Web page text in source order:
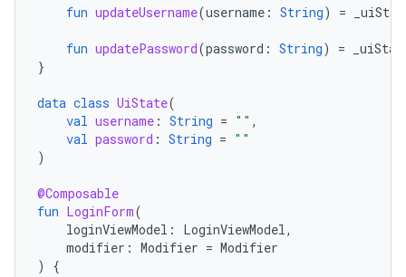
fun updateUsername(username : String) =
fun updatePassword(password : String) =
}
data class UiState(
val username : String = "" ,
val password : String = ""
)
@Composable
fun LoginForm(
loginViewModel : LoginViewModel,
modifier : Modifier = Modifier
)
{